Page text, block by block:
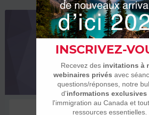
angebee2605
Habitués